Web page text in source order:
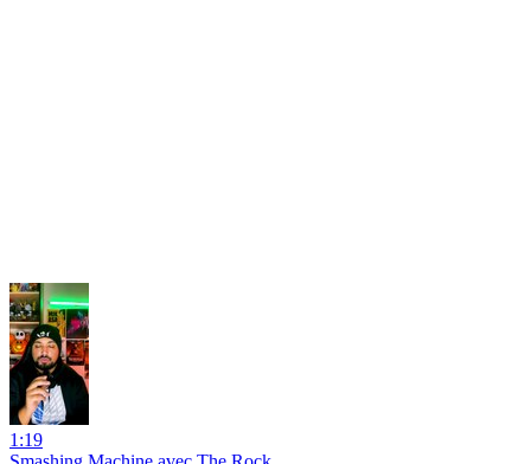
1:19